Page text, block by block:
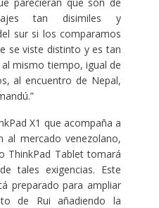
tan disimiles y
sur si los comparamos
se viste distinto y es tan
mismo tiempo, igual de
al encuentro de Nepal,
X1 que acompaña a
al mercado venezolano,
ThinkPad Tablet tomará
tales exigencias. Este
preparado para ampliar
de Rui añadiendo la